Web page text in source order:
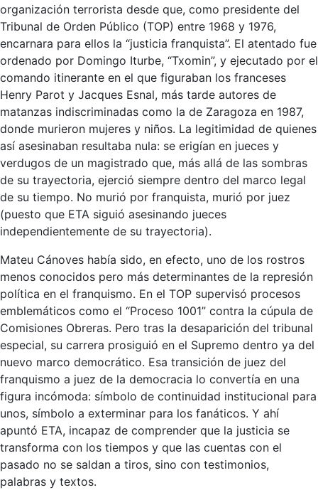
organización terrorista desde que, como presidente del
Tribunal de Orden Público (TOP) entre 1968 y 1976,
encarnara para ellos la “justicia franquista”. El atentado fue
ordenado por Domingo Iturbe, “Txomin”, y ejecutado por el
comando itinerante en el que figuraban los franceses
Henry Parot y Jacques Esnal, más tarde autores de
matanzas indiscriminadas como la de Zaragoza en 1987,
donde murieron mujeres y niños. La legitimidad de quienes
así asesinaban resultaba nula: se erigían en jueces y
verdugos de un magistrado que, más allá de las sombras
de su trayectoria, ejerció siempre dentro del marco legal
de su tiempo. No murió por franquista, murió por juez
(puesto que ETA siguió asesinando jueces
independientemente de su trayectoria).
Mateu Cánoves había sido, en efecto, uno de los rostros
menos conocidos pero más determinantes de la represión
política en el franquismo. En el TOP supervisó procesos
emblemáticos como el “Proceso 1001” contra la cúpula de
Comisiones Obreras. Pero tras la desaparición del tribunal
especial, su carrera prosiguió en el Supremo dentro ya del
nuevo marco democrático. Esa transición de juez del
franquismo a juez de la democracia lo convertía en una
figura incómoda: símbolo de continuidad institucional para
unos, símbolo a exterminar para los fanáticos. Y ahí
apuntó ETA, incapaz de comprender que la justicia se
transforma con los tiempos y que las cuentas con el
pasado no se saldan a tiros, sino con testimonios,
palabras y textos.